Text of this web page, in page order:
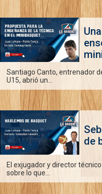
Santiago Canto, entrenador
U15, abrió un...
de
El exjugador y director
sobre lo que...